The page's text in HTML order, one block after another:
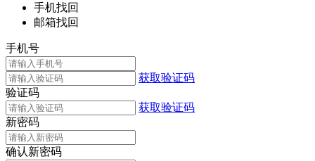
手机找回
邮箱找回
手机号
获取验证码
验证码
获取验证码
新密码
确认新密码